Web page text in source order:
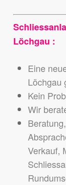
Löchgau :
Eine
Löchgau
Kein
Wir
Verkauf,